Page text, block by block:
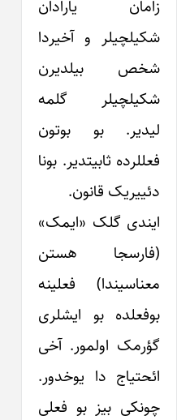
زامان یارادان
شکیلچیلر و آخیردا
شخص بیلدیرن
شکیلچیلر گلمه
لیدیر. بو بوتون
فعللرده ثابیتدیر. بونا
دئییریک قانون.
ایندی گلک «ایمک»
(فارسجا هستن
معناسیندا) فعلینه
بوفعلده بو ایشلری
گؤرمک اولمور. آخی
ائحتیاج دا یوخدور.
چونکی بیز بو فعلی